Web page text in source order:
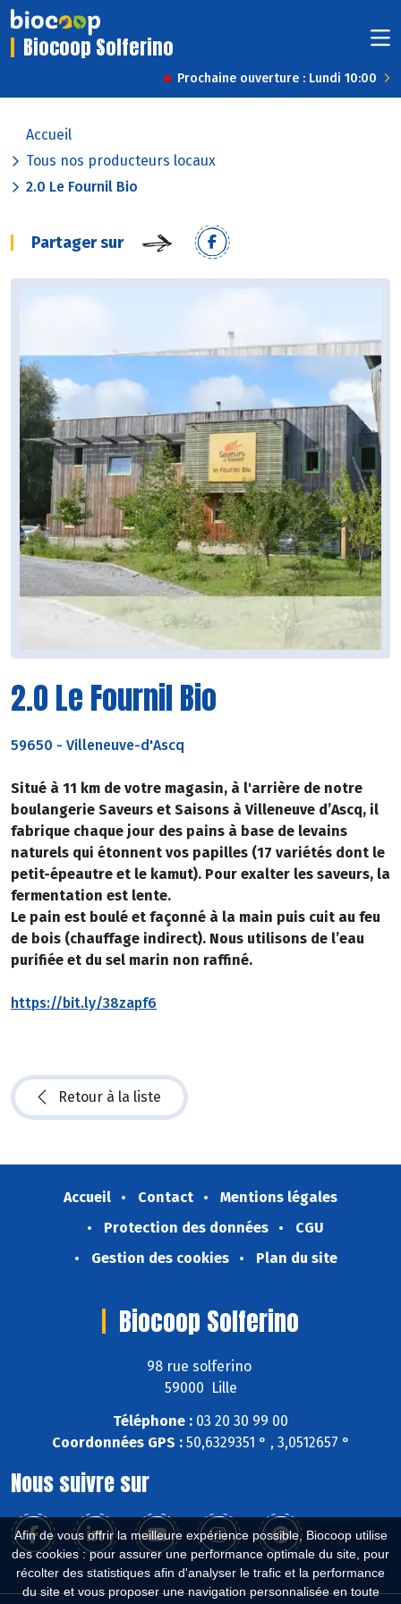
Afin de vous offrir la meilleure expérience possible, Biocoop utilise
des cookies : pour assurer une performance optimale du site, pour
récolter des statistiques afin d'analyser le trafic et la performance
du site et vous proposer une navigation personnalisée en toute
Biocoop Solferino
Prochaine ouverture : Lundi 10:00
Accueil
Tous nos producteurs locaux
2.0 Le Fournil Bio
Partager sur
2.0 Le Fournil Bio
59650 - Villeneuve-d'Ascq
Situé à 11 km de votre magasin, à l'arrière de notre
boulangerie Saveurs et Saisons à Villeneuve d’Ascq, il
fabrique chaque jour des pains à base de levains
naturels qui étonnent vos papilles (17 variétés dont le
petit-épeautre et le kamut). Pour exalter les saveurs, la
fermentation est lente.
Le pain est boulé et façonné à la main puis cuit au feu
de bois (chauffage indirect). Nous utilisons de l’eau
purifiée et du sel marin non raffiné.
https://bit.ly/38zapf6
Retour à la liste
Accueil Contact
Mentions légales
Protection des données
CGU
Gestion des cookies
Plan du site
Biocoop Solferino
98 rue solferino
59000 Lille
Téléphone : 03 20 30 99 00
Coordonnées GPS :50,6329351 ° , 3,0512657 °
Nous suivre sur